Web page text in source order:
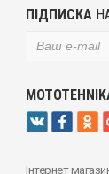
ПІДПИСКА
Інтернет